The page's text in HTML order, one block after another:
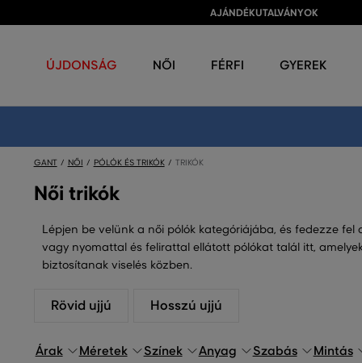
AJÁNDÉKUTALVÁNYOK
ÚJDONSÁG NŐI FÉRFI GYEREK
GANT NŐI PÓLÓK ÉS TRIKÓK TRIKÓK
Női trikók
Lépjen be velünk a női pólók kategóriájába, és fedezze
vagy nyomattal és felirattal ellátott pólókat talál itt,
biztosítanak viselés közben.
Rövid ujjú Hosszú ujjú
Árak Méretek Színek Anyag Szabás Mintás